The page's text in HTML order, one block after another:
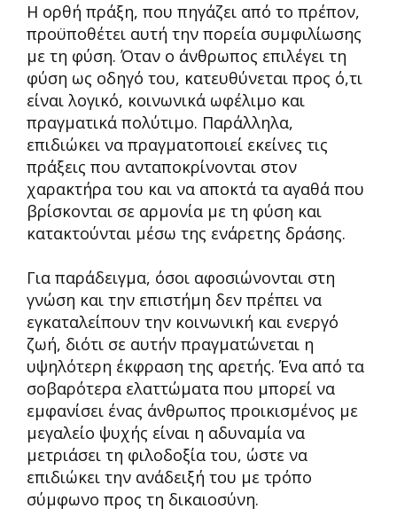
Η ορθή πράξη, που πηγάζει από το πρέπον,
προϋποθέτει αυτή την πορεία συμφιλίωσης
με τη φύση. Όταν ο άνθρωπος επιλέγει τη
φύση ως οδηγό του, κατευθύνεται προς ό,τι
είναι λογικό, κοινωνικά ωφέλιμο και
πραγματικά πολύτιμο. Παράλληλα,
επιδιώκει να πραγματοποιεί εκείνες τις
πράξεις που ανταποκρίνονται στον
χαρακτήρα του και να αποκτά τα αγαθά που
βρίσκονται σε αρμονία με τη φύση και
κατακτούνται μέσω της ενάρετης δράσης.
Για παράδειγμα, όσοι αφοσιώνονται στη
γνώση και την επιστήμη δεν πρέπει να
εγκαταλείπουν την κοινωνική και ενεργό
ζωή, διότι σε αυτήν πραγματώνεται η
υψηλότερη έκφραση της αρετής. Ένα από τα
σοβαρότερα ελαττώματα που μπορεί να
εμφανίσει ένας άνθρωπος προικισμένος με
μεγαλείο ψυχής είναι η αδυναμία να
μετριάσει τη φιλοδοξία του, ώστε να
επιδιώκει την ανάδειξή του με τρόπο
σύμφωνο προς τη δικαιοσύνη.